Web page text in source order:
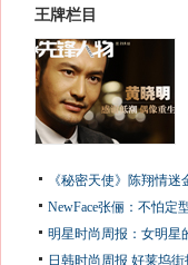
王牌栏目
《秘密天使》陈翔情
NewFace张俪：不怕定
明星时尚周报：女明星
日韩时尚周报 好莱坞街